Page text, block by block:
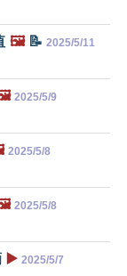
🖼️📝 2025/5/11
2025/5/9
2025/5/8
2025/5/8
▶️ 2025/5/7